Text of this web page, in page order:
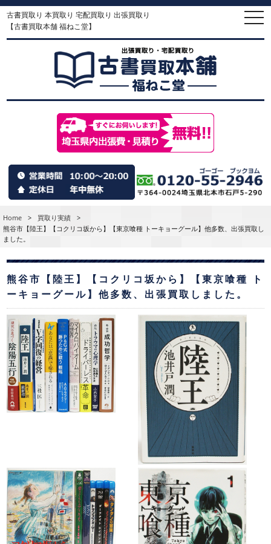
古書買取り 本買取り 宅配買取り 出張買取り
【古書買取本舗 福ねこ堂】
Home > 買取り実績
>
熊谷市【陸王】【コクリコ坂から】【東京喰種 トーキョーグール】他多数、出張買取し
ました。
熊谷市【陸王】【コクリコ坂から】【東京喰種 ト
ーキョーグール】他多数、出張買取しました。